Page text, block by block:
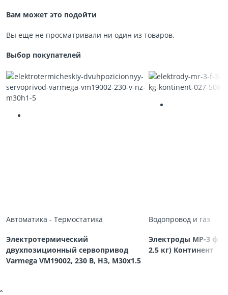
Вам может это подойти
Вы еще не просматривали ни один из товаров.
Выбор покупателей
Автоматика - Термостатика
Электротермический
двухпозиционный сервопривод
Varmega VM19002, 230 В, НЗ, M30х1.5
Водопровод и газ
Электроды МР-3 ф
2,5 кг) Континент